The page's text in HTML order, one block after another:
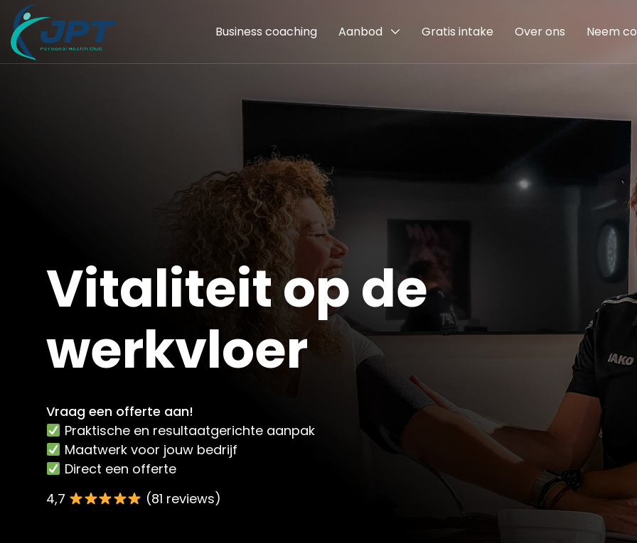
Business coaching Aanbod Gratis intake Over ons Neem
Vitaliteit op de
werkvloer
Vraag een offerte aan!
Praktische en resultaatgerichte aanpak
Maatwerk voor jouw bedrijf
Direct een offerte
4,7
(81 reviews)